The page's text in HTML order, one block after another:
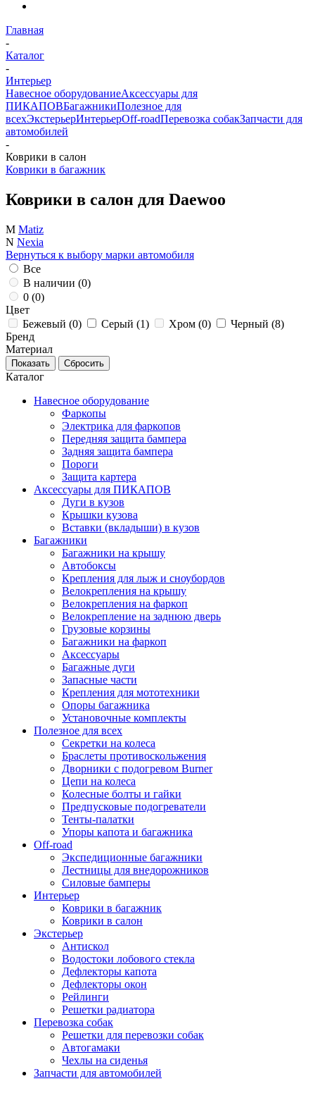
Главная
-
Каталог
-
Интерьер
Навесное оборудованиеАксессуары для
ПИКАПОВБагажникиПолезное для
всехЭкстерьерИнтерьерOff-roadПеревозка собакЗапчасти для
автомобилей
-
Коврики в салон
Коврики в багажник
Коврики в салон для Daewoo
M Matiz
N Nexia
Вернуться к выбору марки автомобиля
Все
В наличии (0)
0 (0)
Цвет
Бежевый (0) Серый (1) Хром (0) Черный (8)
Бренд
Материал
Каталог
Навесное оборудование
Фаркопы
Электрика для фаркопов
Передняя защита бампера
Задняя защита бампера
Пороги
Защита картера
Аксессуары для ПИКАПОВ
Дуги в кузов
Крышки кузова
Вставки (вкладыши) в кузов
Багажники
Багажники на крышу
Автобоксы
Крепления для лыж и сноубордов
Велокрепления на крышу
Велокрепления на фаркоп
Велокрепление на заднюю дверь
Грузовые корзины
Багажники на фаркоп
Аксессуары
Багажные дуги
Запасные части
Крепления для мототехники
Опоры багажника
Установочные комплекты
Полезное для всех
Секретки на колеса
Браслеты противоскольжения
Дворники с подогревом Burner
Цепи на колеса
Колесные болты и гайки
Предпусковые подогреватели
Тенты-палатки
Упоры капота и багажника
Off-road
Экспедиционные багажники
Лестницы для внедорожников
Силовые бамперы
Интерьер
Коврики в багажник
Коврики в салон
Экстерьер
Антискол
Водостоки лобового стекла
Дефлекторы капота
Дефлекторы окон
Рейлинги
Решетки радиатора
Перевозка собак
Решетки для перевозки собак
Автогамаки
Чехлы на сиденья
Запчасти для автомобилей